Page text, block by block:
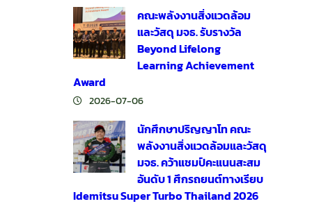
คณะพลังงานสิ่งแวดล้อม
และวัสดุ มจธ. รับรางวัล
Beyond Lifelong
Learning Achievement
Award
2026-07-06
นักศึกษาปริญญาโท คณะ
พลังงานสิ่งแวดล้อมและวัสดุ
มจธ. คว้าแชมป์คะแนนสะสม
อันดับ 1 ศึกรถยนต์ทางเรียบ
Idemitsu Super Turbo Thailand 2026